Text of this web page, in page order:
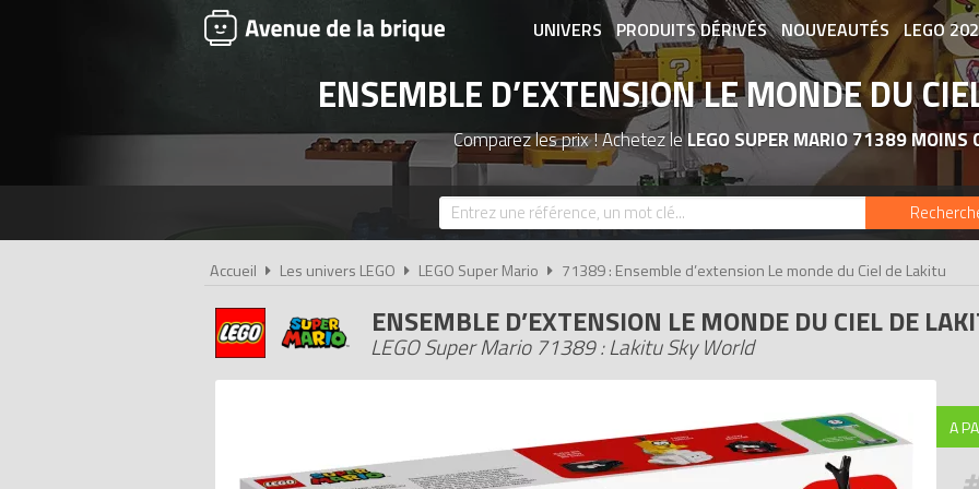
UNIVERS PRODUITS DÉRIVÉS NOUVEAUTÉS LEGO
ASSOCIATIONS DE FANS
ENSEMBLE D’EXTENSION LE MONDE DU
Comparez les prix ! Achetez leLEGO SUPER MARIO 71389 MOINS
Accueil Les univers LEGO LEGO Super Mario 71389 : Ensemble d’extension Le monde du Ciel de Lakitu
ENSEMBLE D’EXTENSION LE MONDE DU CIEL DE
LEGO Super Mario 71389 : Lakitu Sky World
A